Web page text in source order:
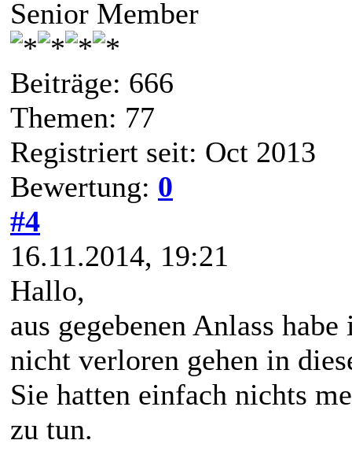
Senior Member
Beiträge: 666
Themen: 77
Registriert seit: Oct 2013
Bewertung: 0
#4
16.11.2014, 19:21
Hallo,
aus gegebenen Anlass
nicht verloren gehen in
Sie hatten einfach nichts
zu tun.